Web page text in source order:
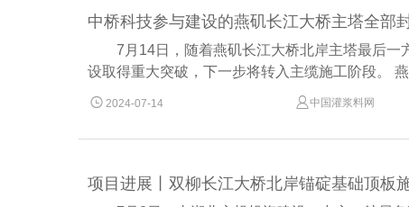
中桥科技参与建设的燕矶长江大桥主塔全部
7月14日，随着燕矶长江大桥北岸主塔最后
设取得重大突破，下一步将转入主缆施工阶段。
 2024-07-14  中国灌浆料网
项目进展丨双柳长江大桥北岸锚碇基础顶板